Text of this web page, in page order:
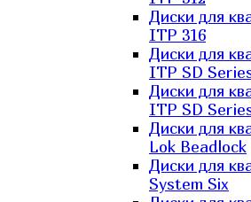
Диски для
ITP 316
Диски для
ITP SD
Диски для
ITP SD
Диски для
Lok Beadlock
Диски для
System Six